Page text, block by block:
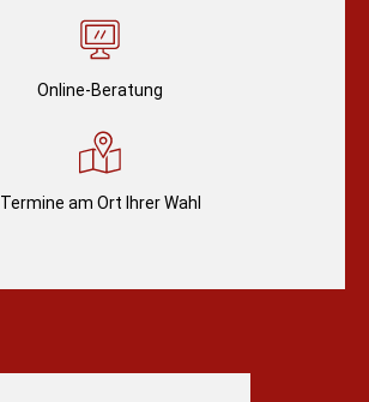
Online-Beratung
Termine am Ort Ihrer Wahl